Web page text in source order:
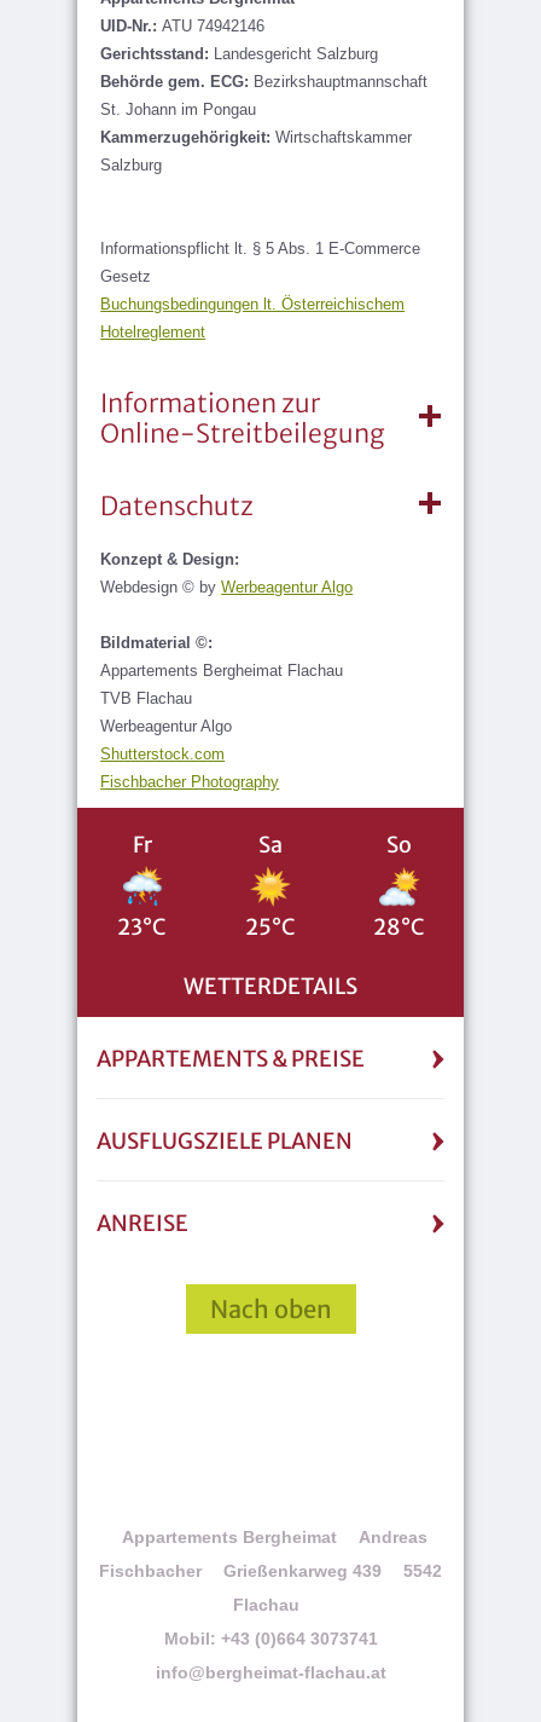
UID-Nr.: ATU 74942146
Gerichtsstand: Landesgericht Salzburg
Behörde gem. ECG: Bezirkshauptmannschaft
St. Johann im Pongau
Kammerzugehörigkeit: Wirtschaftskammer
Salzburg
Informationspflicht lt. § 5 Abs. 1 E-Commerce
Gesetz
Buchungsbedingungen lt. Österreichischem
Hotelreglement
Informationen zur
Online-Streitbeilegung
Datenschutz
Konzept & Design:
Webdesign © byWerbeagentur Algo
Bildmaterial ©:
Appartements Bergheimat Flachau
TVB Flachau
Werbeagentur Algo
Shutterstock.com
Fischbacher Photography
Fr
23°C
Sa
25°C
So
28°C
WETTERDETAILS
APPARTEMENTS & PREISE
AUSFLUGSZIELE PLANEN
ANREISE
Nach oben
Appartements Bergheimat
Andreas
Fischbacher
Grießenkarweg 439
5542
Flachau
Mobil: +43 (0)664 3073741
info@bergheimat-flachau.at